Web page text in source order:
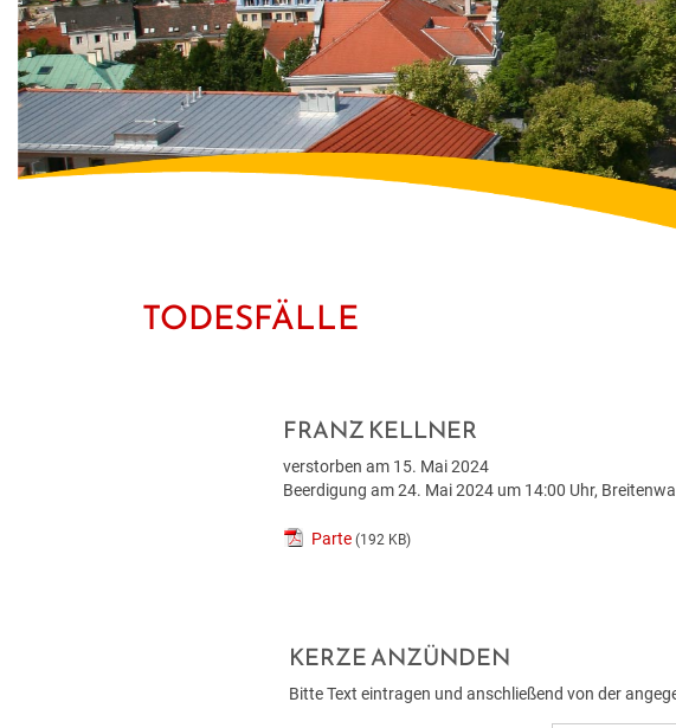
TODESFÄLLE
FRANZ KELLNER
verstorben am 15. Mai 2024
Beerdigung am 24. Mai 2024 um 14:00 Uhr,
Parte (192 KB)
KERZE ANZÜNDEN
Bitte Text eintragen und anschließend von der